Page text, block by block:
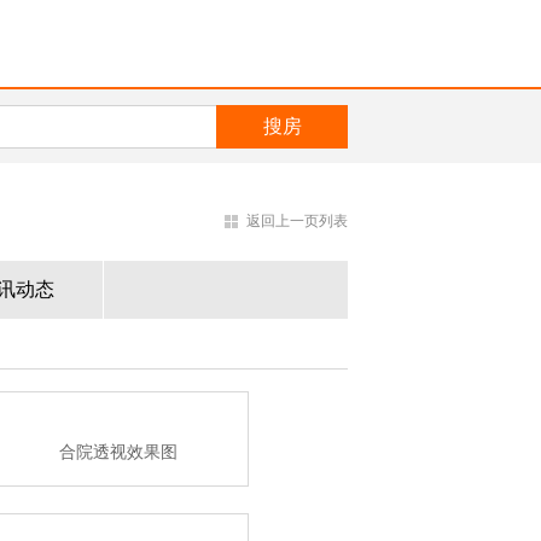
返回上一页列表
动态
合院透视效果图